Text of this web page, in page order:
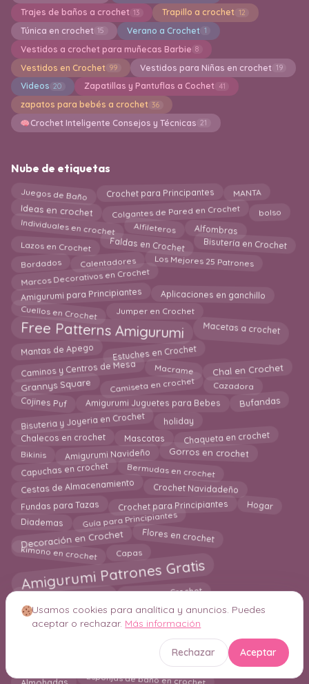
Trajes de baños a crochet 13 Trapillo a crochet 12
Túnica en crochet 15 Verano a Crochet 1
Vestidos a crochet para muñecas Barbie 8
Vestidos en Crochet 99 Vestidos para Niñas en crochet 19
Videos 20 Zapatillas y Pantuflas a Cochet 41
zapatos para bebés a crochet 36
Crochet Inteligente Consejos y Técnicas 21
Nube de etiquetas
Juegos de Baño Crochet para Principantes MANTA
Ideas en crochet Colgantes de Pared en Crochet bolso
Individuales en crochet Alfileteros Alfombras
Lazos en Crochet Faldas en Crochet Bisutería en Crochet
Bordados Calentadores Los Mejores 25 Patrones
Marcos Decorativos en Crochet
Amigurumi para Principiantes Aplicaciones en ganchillo
Cuellos en Crochet Jumper en Crochet
Free Patterns Amigurumi Macetas a crochet
Mantas de Apego Estuches en Crochet
Caminos y Centros de Mesa Macrame Chal en Crochet
Grannys Square Camiseta en crochet Cazadora
Cojines Puf Amigurumi Juguetes para Bebes Bufandas
Bisuteria y Joyeria en Crochet holiday
Chalecos en crochet Mascotas Chaqueta en crochet
Bikinis Amigurumi Navideño Gorros en crochet
Capuchas en crochet Bermudas en crochet
Cestas de Almacenamiento Crochet Navidadeño
Fundas para Tazas Crochet para Principiantes Hogar
Diademas Guía para Principiantes
Decoración en Crochet Flores en crochet
kimono en crochet Capas
Amigurumi Patrones Gratis
Mantas a Crochet Jersey en Crochet
Accesorios y Ropa para Bebes Chandal a crochet
Bandolera en Crochet Bolero Marcapaginas
Mantas para Bebes a Crochet
Colgantes de Plantas en Crochet
Almohadas
Usamos cookies para analítica y anuncios. Puedes
aceptar o rechazar. Más información
Rechazar Aceptar